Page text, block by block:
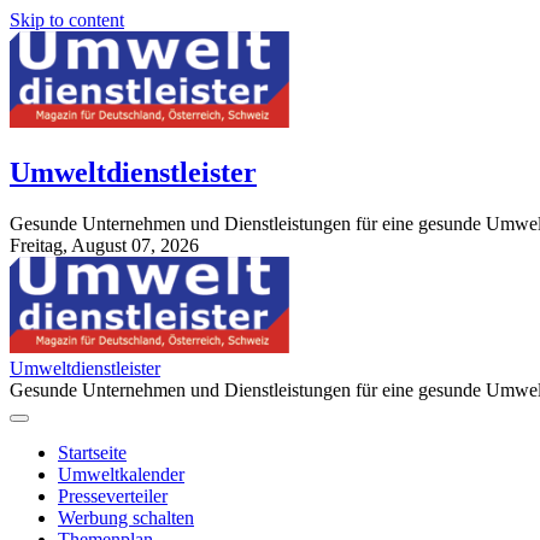
Skip to content
Umweltdienstleister
Gesunde Unternehmen und Dienstleistungen für eine gesunde
Freitag, August 07, 2026
StuttgartApotheke.com
Umweltdienstleister
Gesunde Unternehmen und Dienstleistungen für eine gesunde
Startseite
Umweltkalender
Presseverteiler
Werbung schalten